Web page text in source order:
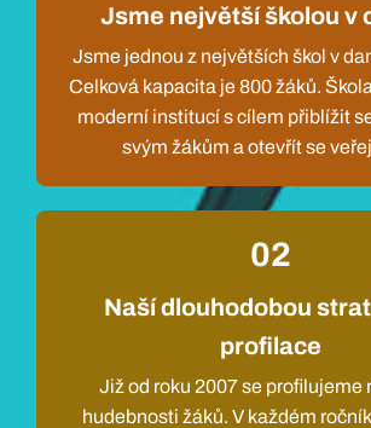
Jsme největší školou v
Jsme jednou z největších škol v
Celková kapacita je 800 žáků.
moderní institucí s cílem přiblížit
svým žákům a otevřít se
02
Naší dlouhodobou
profilace
Již od roku 2007 se profilujeme
hudebnosti žáků. V každém